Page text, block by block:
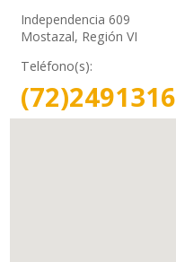
Independencia 609
Mostazal, Región VI
Teléfono(s):
(72)2491316